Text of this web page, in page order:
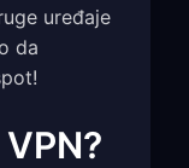
uređaje
da